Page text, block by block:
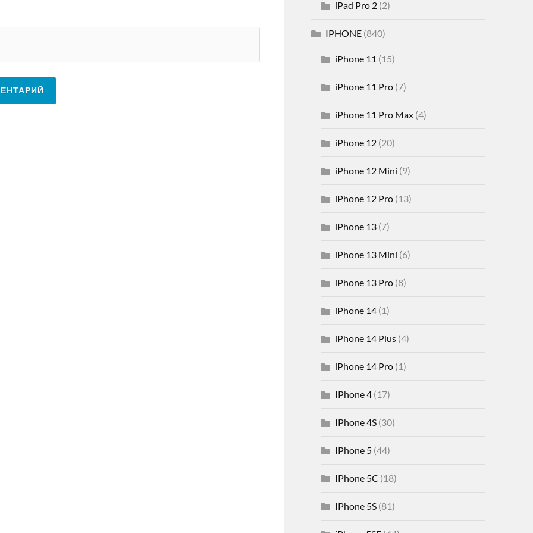
iPad Pro 2(2)
IPHONE(840)
iPhone 11 (15)
iPhone 11 Pro(7)
iPhone 11 Pro Max(4)
iPhone 12(20)
iPhone 12 Mini (9)
iPhone 12 Pro(13)
iPhone 13(7)
iPhone 13 Mini (6)
iPhone 13 Pro(8)
iPhone 14(1)
iPhone 14 Plus(4)
iPhone 14 Pro(1)
IPhone 4(17)
IPhone 4S(30)
IPhone 5(44)
IPhone 5C (18)
IPhone 5S(81)